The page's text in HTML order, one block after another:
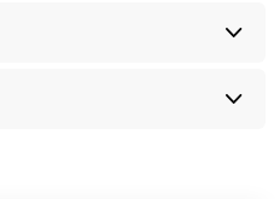
n’est nécessaire.